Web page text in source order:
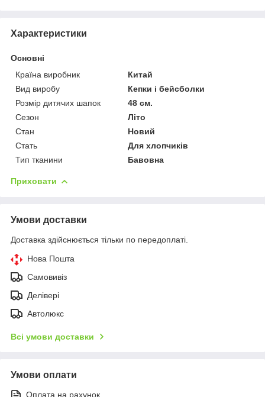
Характеристики
Основні
Країна виробник
Китай
Вид виробу
Кепки і бейсболки
Розмір дитячих шапок
48 см.
Сезон
Літо
Стан
Новий
Стать
Для хлопчиків
Тип тканини
Бавовна
Приховати
Умови доставки
Доставка здійснюється тільки по передоплаті.
Нова Пошта
Самовивіз
Делівері
Автолюкс
Всі умови доставки
Умови оплати
Оплата на рахунок